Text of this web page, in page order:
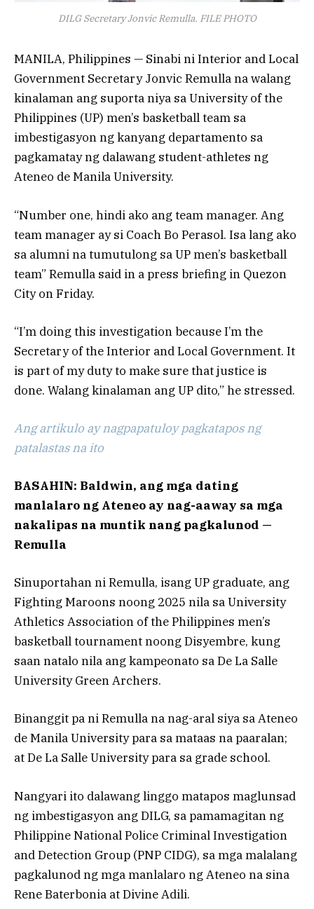
DILG Secretary Jonvic Remulla. FILE PHOTO
MANILA, Philippines — Sinabi ni Interior and Local
Government Secretary Jonvic Remulla na walang
kinalaman ang suporta niya sa University of the
Philippines (UP) men’s basketball team sa
imbestigasyon ng kanyang departamento sa
pagkamatay ng dalawang student-athletes ng
Ateneo de Manila University.
“Number one, hindi ako ang team manager. Ang
team manager ay si Coach Bo Perasol. Isa lang ako
sa alumni na tumutulong sa UP men’s basketball
team” Remulla said in a press briefing in Quezon
City on Friday.
“I’m doing this investigation because I’m the
Secretary of the Interior and Local Government. It
is part of my duty to make sure that justice is
done. Walang kinalaman ang UP dito,” he stressed.
Ang artikulo ay nagpapatuloy pagkatapos ng
patalastas na ito
BASAHIN: Baldwin, ang mga dating
manlalaro ng Ateneo ay nag-aaway sa mga
nakalipas na muntik nang pagkalunod —
Remulla
Sinuportahan ni Remulla, isang UP graduate, ang
Fighting Maroons noong 2025 nila sa University
Athletics Association of the Philippines men’s
basketball tournament noong Disyembre, kung
saan natalo nila ang kampeonato sa De La Salle
University Green Archers.
Binanggit pa ni Remulla na nag-aral siya sa Ateneo
de Manila University para sa mataas na paaralan;
at De La Salle University para sa grade school.
Nangyari ito dalawang linggo matapos maglunsad
ng imbestigasyon ang DILG, sa pamamagitan ng
Philippine National Police Criminal Investigation
and Detection Group (PNP CIDG), sa mga malalang
pagkalunod ng mga manlalaro ng Ateneo na sina
Rene Baterbonia at Divine Adili.